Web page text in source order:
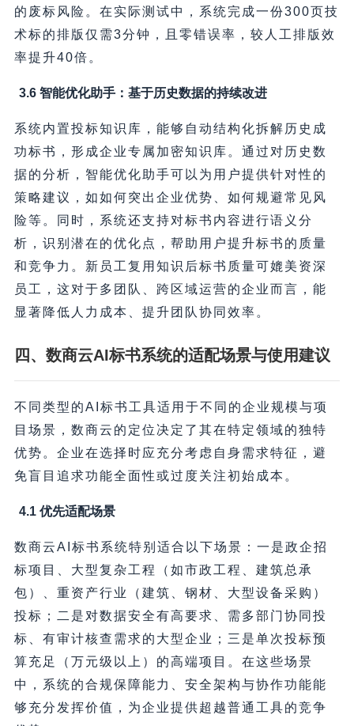
的废标风险。在实际测试中，系统完成一份300页技
术标的排版仅需3分钟，且零错误率，较人工排版效
率提升40倍。
3.6 智能优化助手：基于历史数据的持续改进
系统内置投标知识库，能够自动结构化拆解历史成
功标书，形成企业专属加密知识库。通过对历史数
据的分析，智能优化助手可以为用户提供针对性的
策略建议，如如何突出企业优势、如何规避常见风
险等。同时，系统还支持对标书内容进行语义分
析，识别潜在的优化点，帮助用户提升标书的质量
和竞争力。新员工复用知识后标书质量可媲美资深
员工，这对于多团队、跨区域运营的企业而言，能
显著降低人力成本、提升团队协同效率。
四、数商云AI标书系统的适配场景与使用建议
不同类型的AI标书工具适用于不同的企业规模与项
目场景，数商云的定位决定了其在特定领域的独特
优势。企业在选择时应充分考虑自身需求特征，避
免盲目追求功能全面性或过度关注初始成本。
4.1 优先适配场景
数商云AI标书系统特别适合以下场景：一是政企招
标项目、大型复杂工程（如市政工程、建筑总承
包）、重资产行业（建筑、钢材、大型设备采购）
投标；二是对数据安全有高要求、需多部门协同投
标、有审计核查需求的大型企业；三是单次投标预
算充足（万元级以上）的高端项目。在这些场景
中，系统的合规保障能力、安全架构与协作功能能
够充分发挥价值，为企业提供超越普通工具的竞争